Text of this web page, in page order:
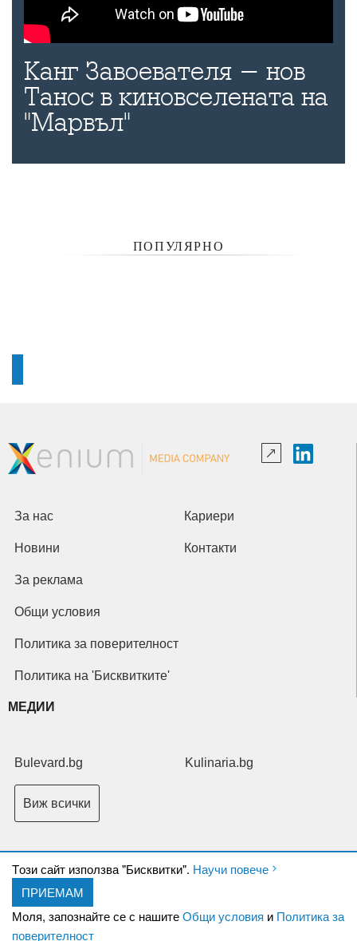
Канг Завоевателя - нов
Танос в киновселената на
"Марвъл"
ПОПУЛЯРНО
Tози сайт използва "Бисквитки". Научи повече
ПРИЕМАМ
Моля, запознайте се с нашитеОбщи условия и Политика за
поверителност
За нас Кариери
Новини Контакти
За реклама
Общи условия
Политика за поверителност
Политика на 'Бисквитките'
МЕДИИ
Bulevard.bg Kulinaria.bg
Виж всички
Copyright © 2026 Ксениум ООД. Всички права запазени.
XeniumCompany.com